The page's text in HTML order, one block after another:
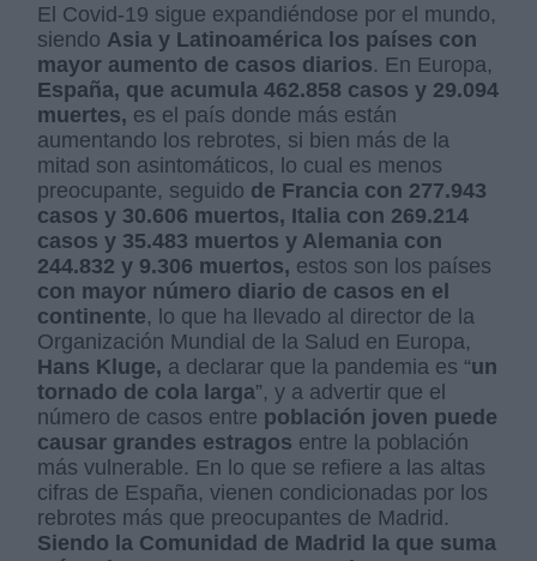
El Covid-19 sigue expandiéndose por el mundo,
siendo Asia y Latinoamérica los países con
mayor aumento de casos diarios. En Europa,
España, que acumula 462.858 casos y 29.094
muertes, es el país donde más están
aumentando los rebrotes, si bien más de la
mitad son asintomáticos, lo cual es menos
preocupante, seguido de Francia con 277.943
casos y 30.606 muertos, Italia con 269.214
casos y 35.483 muertos y Alemania con
244.832 y 9.306 muertos, estos son los países
con mayor número diario de casos en el
continente, lo que ha llevado al director de la
Organización Mundial de la Salud en Europa,
Hans Kluge, a declarar que la pandemia es “un
tornado de cola larga”, y a advertir que el
número de casos entre población joven puede
causar grandes estragos entre la población
más vulnerable. En lo que se refiere a las altas
cifras de España, vienen condicionadas por los
rebrotes más que preocupantes de Madrid.
Siendo la Comunidad de Madrid la que suma